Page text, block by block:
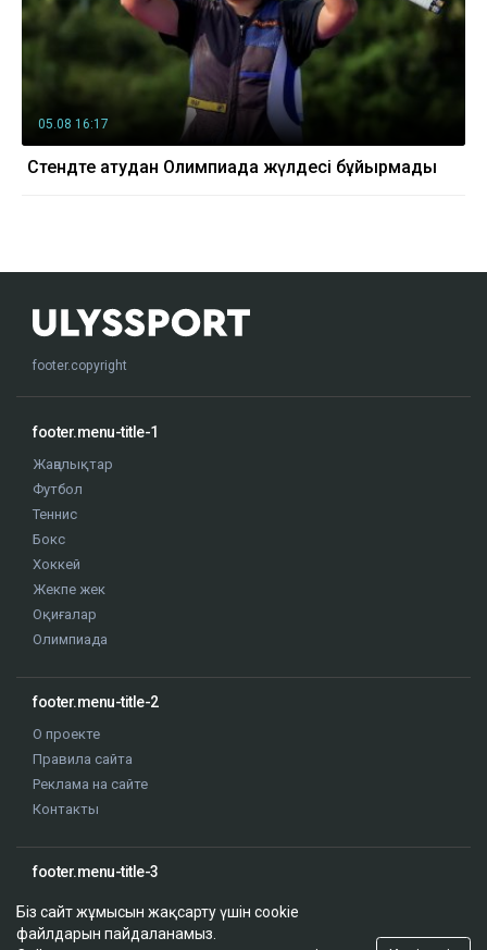
05.08 16:17
Стендте атудан Олимпиада жүлдесі бұйырмады
footer.copyright
footer.menu-title-1
Жаңалықтар
Футбол
Теннис
Бокс
Хоккей
Жекпе жек
Оқиғалар
Олимпиада
footer.menu-title-2
О проекте
Правила сайта
Реклама на сайте
Контакты
footer.menu-title-3
Біз сайт жұмысын жақсарту үшін cookie
файлдарын пайдаланамыз.